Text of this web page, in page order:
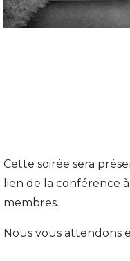
Cette soirée sera
lien de la conférence
membres.
Nous vous attendons